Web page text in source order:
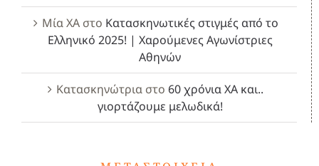
Μία ΧΑστο Κατασκηνωτικές στιγμές από το
Ελληνικό 2025! | Χαρούμενες Αγωνίστριες
Αθηνών
Κατασκηνώτρια στο 60 χρόνια ΧΑ και..
γιορτάζουμε μελωδικά!